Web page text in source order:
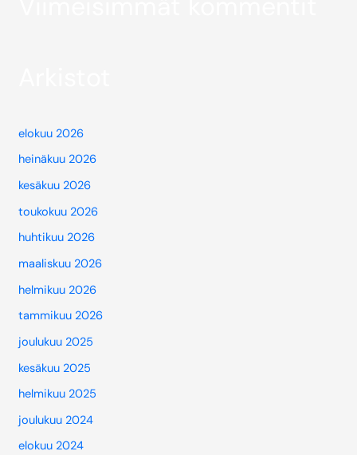
elokuu 2026
heinäkuu 2026
kesäkuu 2026
toukokuu 2026
huhtikuu 2026
maaliskuu 2026
helmikuu 2026
tammikuu 2026
joulukuu 2025
kesäkuu 2025
helmikuu 2025
joulukuu 2024
elokuu 2024